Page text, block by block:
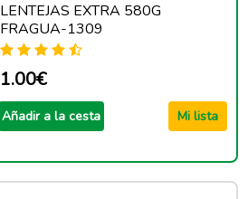
LENTEJAS EXTRA 580G
FRAGUA-1309
1.00€
Añadir a la cesta Mi lista